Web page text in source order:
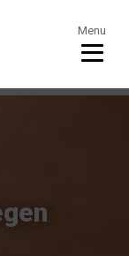
Menu